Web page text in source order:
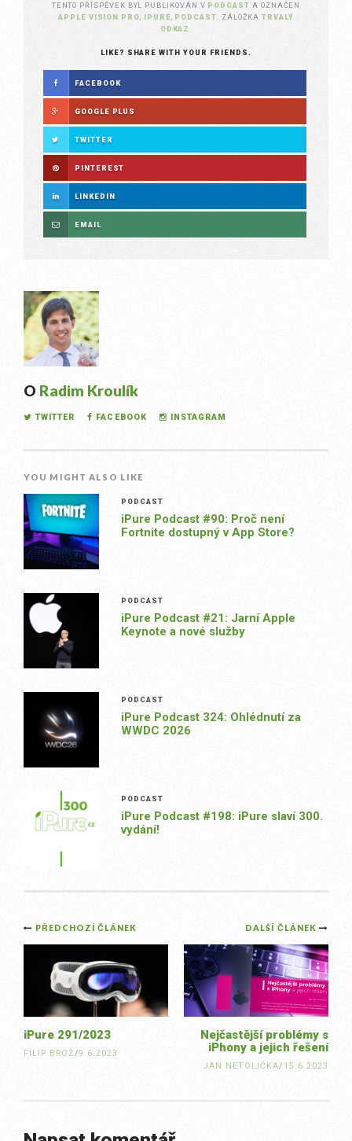
TENTO PŘÍSPĚVEK BYL PUBLIKOVÁN V PODCAST A OZNAČEN
APPLE VISION PRO
IPURE PODCAST . ZÁLOŽKATRVALÝ
ODKAZ
LIKE? SHARE WITH YOUR FRIENDS.
FACEBOOK
GOOGLE PLUS
TWITTER
PINTEREST
LINKEDIN
EMAIL
O Radim Kroulík
TWITTER FACEBOOK INSTAGRAM
YOU MIGHT ALSO LIKE
PODCAST
iPure Podcast #90: Proč není
Fortnite dostupný v App Store?
PODCAST
iPure Podcast #21: Jarní Apple
Keynote a nové služby
PODCAST
iPure Podcast 324: Ohlédnutí za
WWDC 2026
PODCAST
iPure Podcast #198: iPure slaví 300.
vydání!
Post
navigation
DALŠÍ ČLÁNEK
Nejčastější problémy s
iPhony a jejich řešení
JAN NETOLIČKA/ 15.6.2023
PŘEDCHOZÍ ČLÁNEK
iPure 291/2023
FILIP BROŽ/9.6.2023